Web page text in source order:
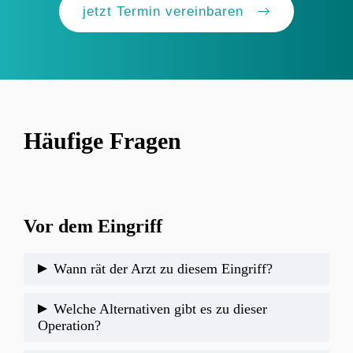
jetzt Termin vereinbaren
Häufige Fragen
Vor dem Eingriff
Wann rät der Arzt zu diesem Eingriff?
Eine Operation empfehlen wir nahezu jedem
Patienten/In, welcher einen Riss der Bizepssehne
Welche Alternativen gibt es zu dieser
Operation?